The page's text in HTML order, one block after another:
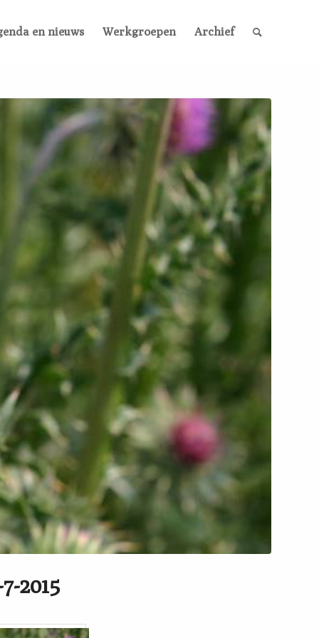
en nieuws Werkgroepen Archief
2015